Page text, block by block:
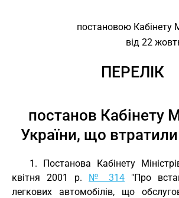
постановою Кабінету
від 22
ПЕРЕЛІК
постанов Кабінету
України, що втратили
1. Постанова Кабінету
квітня 2001 р. № 314 "Про
легкових автомобілів, що